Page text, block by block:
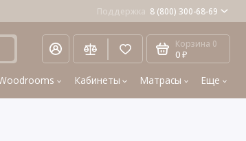
Поддержка 8 (800) 300-68-69
Корзина 0
0 ₽
Кабинеты Матрасы Еще